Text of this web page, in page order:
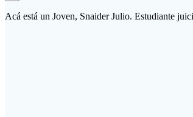
Acá está un Joven, Snaider Julio. Estudiante